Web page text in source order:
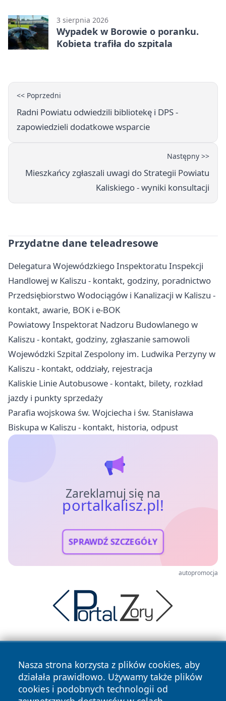
3 sierpnia 2026
Wypadek w Borowie o poranku.
Kobieta trafiła do szpitala
<< Poprzedni
Radni Powiatu odwiedzili bibliotekę i DPS -
zapowiedzieli dodatkowe wsparcie
Następny >>
Mieszkańcy zgłaszali uwagi do Strategii Powiatu
Kaliskiego - wyniki konsultacji
Przydatne dane teleadresowe
Delegatura Wojewódzkiego Inspektoratu Inspekcji
Handlowej w Kaliszu - kontakt, godziny, poradnictwo
Przedsiębiorstwo Wodociągów i Kanalizacji w Kaliszu -
kontakt, awarie, BOK i e-BOK
Powiatowy Inspektorat Nadzoru Budowlanego w
Kaliszu - kontakt, godziny, zgłaszanie samowoli
Wojewódzki Szpital Zespolony im. Ludwika Perzyny w
Kaliszu - kontakt, oddziały, rejestracja
Kaliskie Linie Autobusowe - kontakt, bilety, rozkład
jazdy i punkty sprzedaży
Parafia wojskowa św. Wojciecha i św. Stanisława
Biskupa w Kaliszu - kontakt, historia, odpust
Zareklamuj się na
portalkalisz.pl!
SPRAWDŹ SZCZEGÓŁY
autopromocja
Nasza strona korzysta z plików cookies, aby
działała prawidłowo. Używamy także plików
cookies i podobnych technologii od